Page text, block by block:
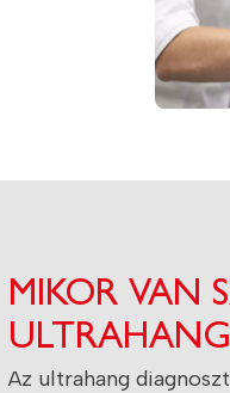
MIKOR VAN
Az ultrahang